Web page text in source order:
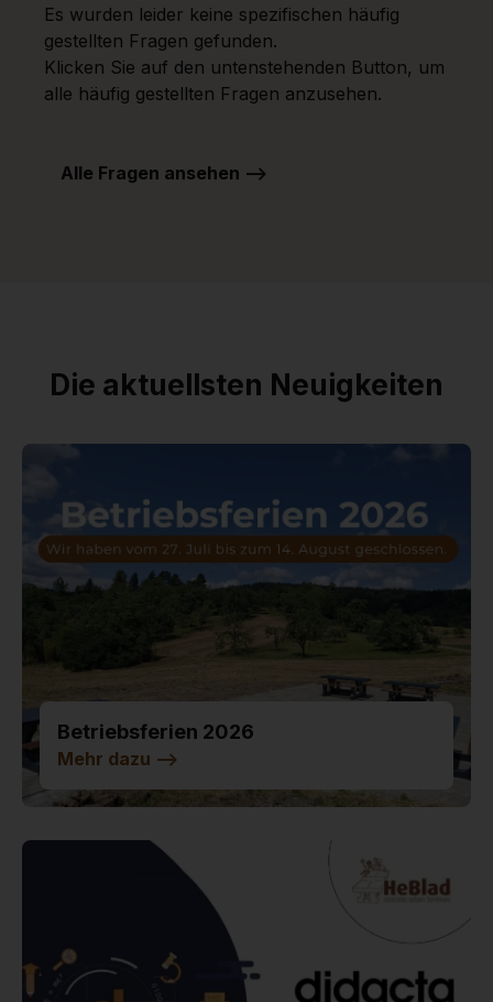
Es wurden leider keine spezifischen häufig
gestellten Fragen gefunden.
Klicken Sie auf den untenstehenden Button, um
alle häufig gestellten Fragen anzusehen.
Alle Fragen ansehen -->
Die aktuellsten Neuigkeiten
Betriebsferien 2026
Mehr dazu -->